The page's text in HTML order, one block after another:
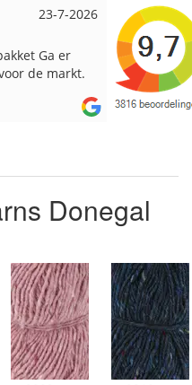
17-7-2026
en
over
Loes uit
Snelle
Donegal